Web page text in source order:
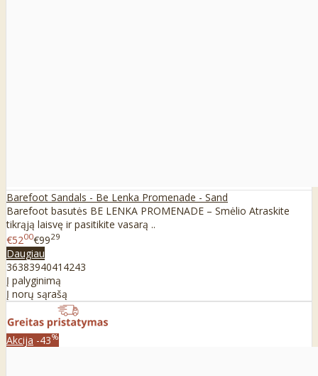
Barefoot Sandals - Be Lenka Promenade - Sand
Barefoot basutės BE LENKA PROMENADE – Smėlio Atraskite
tikrąją laisvę ir pasitikite vasarą ..
€5200€9929
Daugiau
3638394041 4243
Į palyginimą
Į norų sąrašą
Akcija -43%